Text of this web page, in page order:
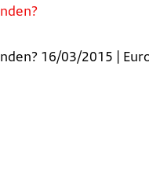
16/03/2015 |